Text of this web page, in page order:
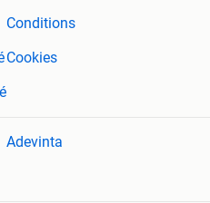
Conditions
Cookies
Adevinta